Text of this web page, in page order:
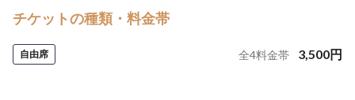
チケットの種類・料金帯
自由席 全4料金帯 3,500円